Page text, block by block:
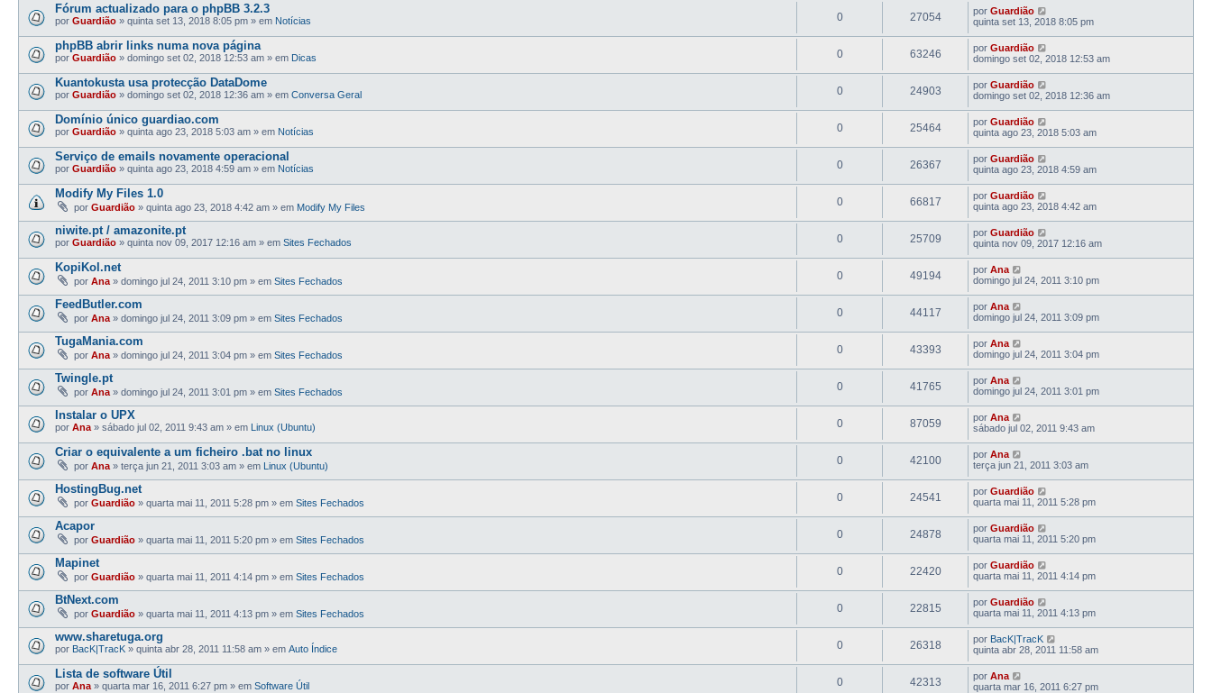
Fórum actualizado para o phpBB 3.2.3
por Guardião » quinta set 13, 2018 8:05 pm » em Notícias 0 27054 por Guardião
quinta set 13, 2018 8:05 pm
phpBB abrir links numa nova página
por Guardião » domingo set 02, 2018 12:53 am » em Dicas 0 63246 por Guardião
domingo set 02, 2018 12:53 am
Kuantokusta usa protecção DataDome
por Guardião » domingo set 02, 2018 12:36 am » em Conversa Geral 0 24903 por Guardião
domingo set 02, 2018 12:36 am
Domínio único guardiao.com
por Guardião » quinta ago 23, 2018 5:03 am » em Notícias 0 25464 por Guardião
quinta ago 23, 2018 5:03 am
Serviço de emails novamente operacional
por Guardião » quinta ago 23, 2018 4:59 am » em Notícias 0 26367 por Guardião
quinta ago 23, 2018 4:59 am
Modify My Files 1.0
por Guardião » quinta ago 23, 2018 4:42 am » em Modify My Files 0 66817 por Guardião
quinta ago 23, 2018 4:42 am
niwite.pt / amazonite.pt
por Guardião » quinta nov 09, 2017 12:16 am » em Sites Fechados 0 25709 por Guardião
quinta nov 09, 2017 12:16 am
KopiKol.net
por Ana » domingo jul 24, 2011 3:10 pm » em Sites Fechados 0 49194 por Ana
domingo jul 24, 2011 3:10 pm
FeedButler.com
por Ana » domingo jul 24, 2011 3:09 pm » em Sites Fechados 0 44117 por Ana
domingo jul 24, 2011 3:09 pm
TugaMania.com
por Ana » domingo jul 24, 2011 3:04 pm » em Sites Fechados 0 43393 por Ana
domingo jul 24, 2011 3:04 pm
Twingle.pt
por Ana » domingo jul 24, 2011 3:01 pm » em Sites Fechados 0 41765 por Ana
domingo jul 24, 2011 3:01 pm
Instalar o UPX
por Ana » sábado jul 02, 2011 9:43 am » em Linux (Ubuntu) 0 87059 por Ana
sábado jul 02, 2011 9:43 am
Criar o equivalente a um ficheiro .bat no linux
por Ana » terça jun 21, 2011 3:03 am » em Linux (Ubuntu) 0 42100 por Ana
terça jun 21, 2011 3:03 am
HostingBug.net
por Guardião » quarta mai 11, 2011 5:28 pm » em Sites Fechados 0 24541 por Guardião
quarta mai 11, 2011 5:28 pm
Acapor
por Guardião » quarta mai 11, 2011 5:20 pm » em Sites Fechados 0 24878 por Guardião
quarta mai 11, 2011 5:20 pm
Mapinet
por Guardião » quarta mai 11, 2011 4:14 pm » em Sites Fechados 0 22420 por Guardião
quarta mai 11, 2011 4:14 pm
BtNext.com
por Guardião » quarta mai 11, 2011 4:13 pm » em Sites Fechados 0 22815 por Guardião
quarta mai 11, 2011 4:13 pm
www.sharetuga.org
por BacK|TracK » quinta abr 28, 2011 11:58 am » em Auto Índice 0 26318 por BacK|TracK
quinta abr 28, 2011 11:58 am
Lista de software Útil
por Ana » quarta mar 16, 2011 6:27 pm » em Software Útil 0 42313 por Ana
quarta mar 16, 2011 6:27 pm